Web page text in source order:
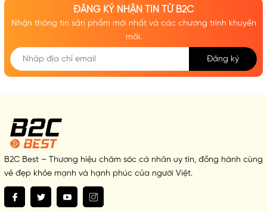
Cocamidopropyl Betaine & Sodium Laureth Sulfate: Làm sạch dịu nhẹ
ĐĂNG KÝ NHẬN TIN TỪ B2C
Nhận thông tin sản phẩm mới nhất và các chương trình khuyến
mãi.
Đăng ký
B2C Best – Thương hiệu chăm sóc cá nhân uy tín, đồng hành cùng
vẻ đẹp khỏe mạnh và hạnh phúc của người Việt.